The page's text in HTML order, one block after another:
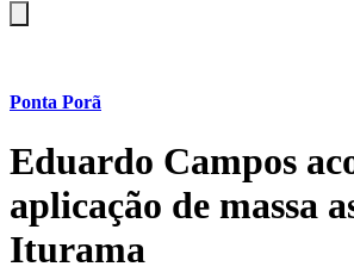
de
Ponta Porã
Eduardo Campos
aplicação de massa
Iturama